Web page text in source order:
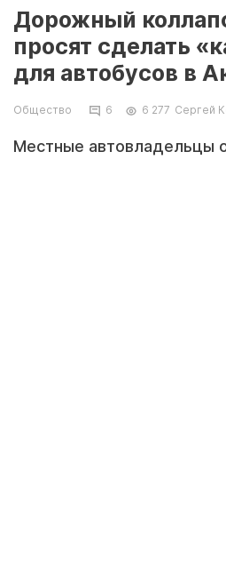
Дорожный
просят сделать
для автобусов в
Общество 6 6 277 Сергей
Местные автовладельцы